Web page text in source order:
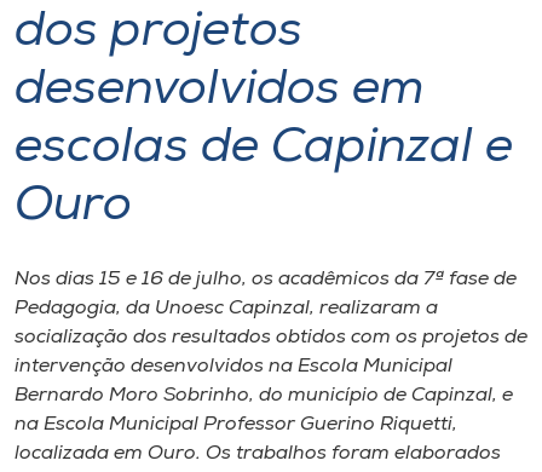
Atendimento ao Estudante
Portal de Ensino
Unoesc
Internacionalização
I.nova
Diplomados
dos projetos
desenvolvidos em
escolas de Capinzal e
Ouro
Nos dias 15 e 16 de julho, os acadêmicos da 7ª fase de
Pedagogia​, da Unoesc Capinzal, realizaram a
socialização dos resultados obtidos com os projetos de
intervenção desenvolvidos na Escola Municipal
Bernardo Moro Sobrinho, do município de Capinzal, e
na Escola Municipal Professor Guerino Riquetti,
localizada em Ouro. Os trabalhos foram elaborados